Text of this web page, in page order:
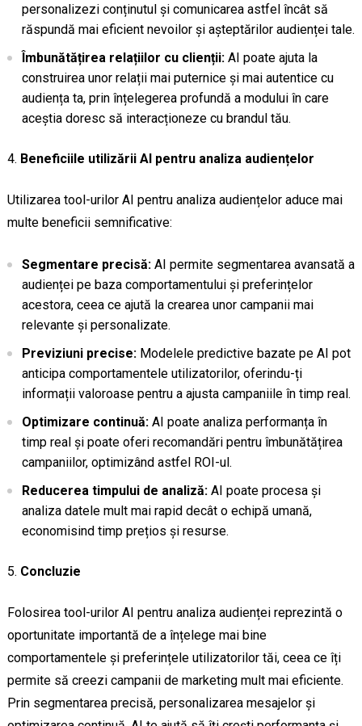
personalizezi conținutul și comunicarea astfel încât să
răspundă mai eficient nevoilor și așteptărilor audienței tale.
Îmbunătățirea relațiilor cu clienții:AI poate ajuta la
construirea unor relații mai puternice și mai autentice cu
audiența ta, prin înțelegerea profundă a modului în care
aceștia doresc să interacționeze cu brandul tău.
Beneficiile utilizării AI pentru analiza audiențelor
Utilizarea tool-urilor AI pentru analiza audiențelor aduce mai
multe beneficii semnificative:
Segmentare precisă:AI permite segmentarea avansată a
audienței pe baza comportamentului și preferințelor
acestora, ceea ce ajută la crearea unor campanii mai
relevante și personalizate.
Previziuni precise:Modelele predictive bazate pe AI pot
anticipa comportamentele utilizatorilor, oferindu-ți
informații valoroase pentru a ajusta campaniile în timp real.
Optimizare continuă:AI poate analiza performanța în
timp real și poate oferi recomandări pentru îmbunătățirea
campaniilor, optimizând astfel ROI-ul.
Reducerea timpului de analiză:AI poate procesa și
analiza datele mult mai rapid decât o echipă umană,
economisind timp prețios și resurse.
Concluzie
Folosirea tool-urilor AI pentru analiza audienței reprezintă o
oportunitate importantă de a înțelege mai bine
comportamentele și preferințele utilizatorilor tăi, ceea ce îți
permite să creezi campanii de marketing mult mai eficiente.
Prin segmentarea precisă, personalizarea mesajelor și